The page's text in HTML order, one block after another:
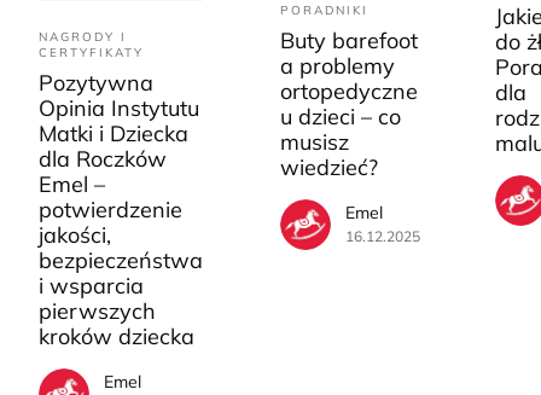
NAGRODY I
CERTYFIKATY
Pozytywna
Opinia Instytutu
Matki i Dziecka
dla Roczków
Emel –
potwierdzenie
jakości,
bezpieczeństwa
i wsparcia
pierwszych
kroków dziecka
Emel
PORADNIKI
Buty barefoot
a problemy
ortopedyczne
u dzieci – co
musisz
wiedzieć?
Emel
16.12.2025
do
dla